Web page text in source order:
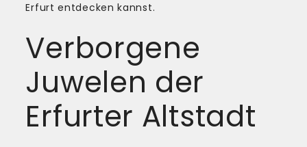
Erfurt entdecken kannst.
Verborgene
Juwelen der
Erfurter Altstadt